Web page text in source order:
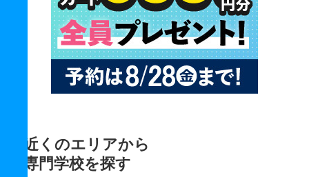
近くのエリアから
専門学校を探す